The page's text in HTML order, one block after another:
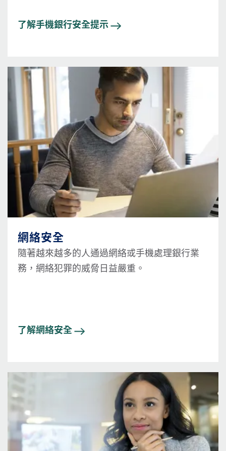
了解手機銀行安全提示
網絡安全
隨著越來越多的人通過網絡或手機處理銀行業
務，網絡犯罪的威脅日益嚴重。
了解網絡安全
圖片